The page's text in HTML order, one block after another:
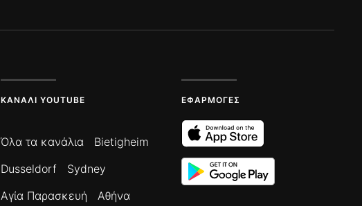
ΚΑΝΆΛΙ YOUTUBE
Όλα τα κανάλια
Bietigheim
Dusseldorf
Sydney
Αγία Παρασκευή
Αθήνα
ΕΦΑΡΜΟΓΈΣ